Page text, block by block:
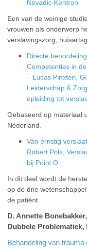
Novadic-Kentron
Een van de weinige
vrouwen als onderwerp
verslavingszorg,
Directe
Competenties in
– Lucas Pinxten,
Leiderschap &
opleiding tot
Gebaseerd op materiaal
Nederland.
Van ernstig
Robert Pols,
bij Point O
In dit deel wordt de
op de drie
de patiënt.
D. Annette
Dubbele Problematiek,
Behandeling van